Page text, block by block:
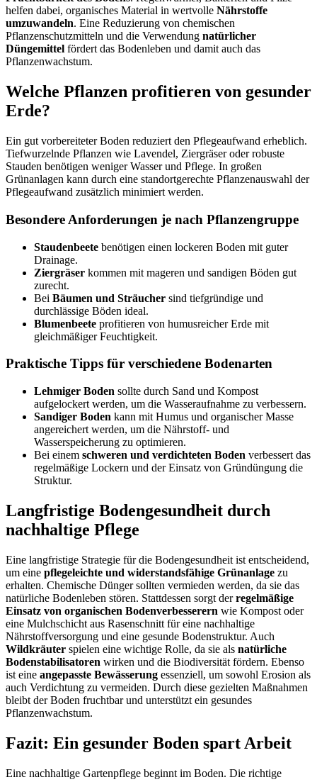
helfen dabei, organisches Material in wertvolle Nährstoffe
umzuwandeln. Eine Reduzierung von chemischen
Pflanzenschutzmitteln und die Verwendung natürlicher
Düngemittel fördert das Bodenleben und damit auch das
Pflanzenwachstum.
Welche Pflanzen profitieren von gesunder
Erde?
Ein gut vorbereiteter Boden reduziert den Pflegeaufwand erheblich.
Tiefwurzelnde Pflanzen wie Lavendel, Ziergräser oder robuste
Stauden benötigen weniger Wasser und Pflege. In großen
Grünanlagen kann durch eine standortgerechte Pflanzenauswahl der
Pflegeaufwand zusätzlich minimiert werden.
Besondere Anforderungen je nach Pflanzengruppe
Staudenbeete benötigen einen lockeren Boden mit guter
Drainage.
Ziergräser kommen mit mageren und sandigen Böden gut
zurecht.
Bei Bäumen und Sträucher sind tiefgründige und
durchlässige Böden ideal.
Blumenbeete profitieren von humusreicher Erde mit
gleichmäßiger Feuchtigkeit.
Praktische Tipps für verschiedene Bodenarten
Lehmiger Boden sollte durch Sand und Kompost
aufgelockert werden, um die Wasseraufnahme zu verbessern.
Sandiger Boden kann mit Humus und organischer Masse
angereichert werden, um die Nährstoff- und
Wasserspeicherung zu optimieren.
Bei einem schweren und verdichteten Boden verbessert das
regelmäßige Lockern und der Einsatz von Gründüngung die
Struktur.
Langfristige Bodengesundheit durch
nachhaltige Pflege
Eine langfristige Strategie für die Bodengesundheit ist entscheidend,
um eine pflegeleichte und widerstandsfähige Grünanlage zu
erhalten. Chemische Dünger sollten vermieden werden, da sie das
natürliche Bodenleben stören. Stattdessen sorgt derregelmäßige
Einsatz von organischen Bodenverbesserern wie Kompost oder
eine Mulchschicht aus Rasenschnitt für eine nachhaltige
Nährstoffversorgung und eine gesunde Bodenstruktur. Auch
Wildkräuter spielen eine wichtige Rolle, da sie als natürliche
Bodenstabilisatoren wirken und die Biodiversität fördern. Ebenso
ist eine angepasste Bewässerung essenziell, um sowohl Erosion als
auch Verdichtung zu vermeiden. Durch diese gezielten Maßnahmen
bleibt der Boden fruchtbar und unterstützt ein gesundes
Pflanzenwachstum.
Fazit: Ein gesunder Boden spart Arbeit
Eine nachhaltige Gartenpflege beginnt im Boden. Die richtige